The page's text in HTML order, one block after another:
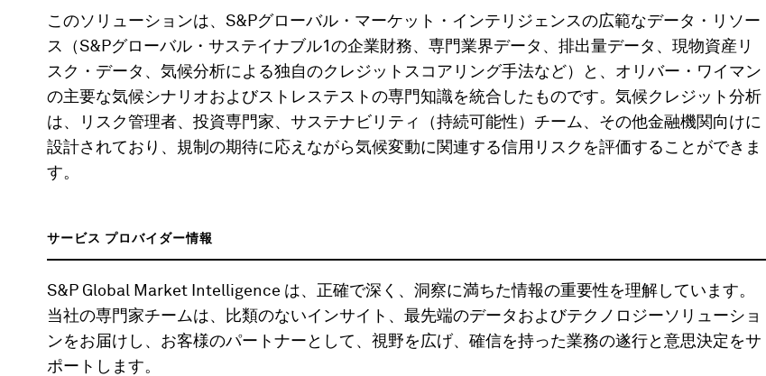
このソリューションは、S&Pグローバル・マーケット・インテリジェンスの広範なデータ・リソー
ス（S&Pグローバル・サステイナブル1の企業財務、専門業界データ、排出量データ、現物資産リ
スク・データ、気候分析による独自のクレジットスコアリング手法など）と、オリバー・ワイマン
の主要な気候シナリオおよびストレステストの専門知識を統合したものです。気候クレジット分析
は、リスク管理者、投資専門家、サステナビリティ（持続可能性）チーム、その他金融機関向けに
設計されており、規制の期待に応えながら気候変動に関連する信用リスクを評価することができま
す。
サービス プロバイダー情報
S&P Global Market Intelligence は、正確で深く、洞察に満ちた情報の重要性を理解しています。
当社の専門家チームは、比類のないインサイト、最先端のデータおよびテクノロジーソリューショ
ンをお届けし、お客様のパートナーとして、視野を広げ、確信を持った業務の遂行と意思決定をサ
ポートします。